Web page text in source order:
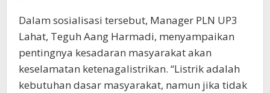
Dalam sosialisasi tersebut, Manager PLN UP3
Lahat, Teguh Aang Harmadi, menyampaikan
pentingnya kesadaran masyarakat akan
keselamatan ketenagalistrikan. “Listrik adalah
kebutuhan dasar masyarakat, namun jika tidak